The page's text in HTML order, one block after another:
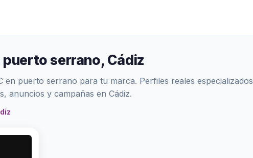
puerto serrano, Cádiz
en puerto serrano para tu marca. Perfiles reales especializados
anuncios y campañas en Cádiz.